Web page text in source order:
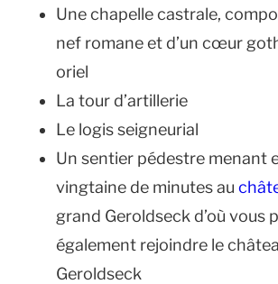
Une chapelle castrale,
nef romane et d’un cœur
oriel
La tour d’artillerie
Le logis seigneurial
Un sentier pédestre menant
vingtaine de minutes au
grand Geroldseck d’où vous
également rejoindre le
Geroldseck